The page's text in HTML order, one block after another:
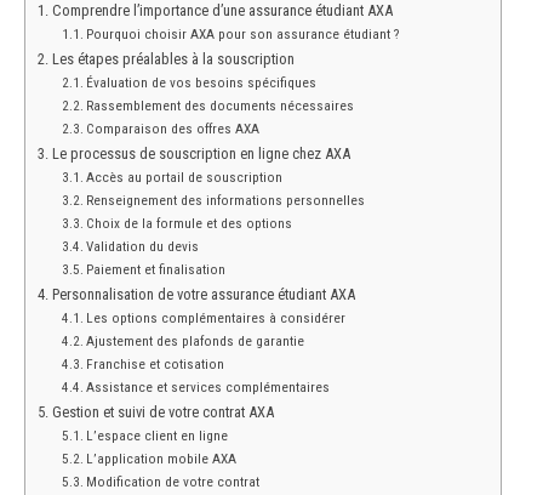
Comprendre l’importance d’une assurance étudiant AXA
Pourquoi choisir AXA pour son assurance étudiant ?
Les étapes préalables à la souscription
Évaluation de vos besoins spécifiques
Rassemblement des documents nécessaires
Comparaison des offres AXA
Le processus de souscription en ligne chez AXA
Accès au portail de souscription
Renseignement des informations personnelles
Choix de la formule et des options
Validation du devis
Paiement et finalisation
Personnalisation de votre assurance étudiant AXA
Les options complémentaires à considérer
Ajustement des plafonds de garantie
Franchise et cotisation
Assistance et services complémentaires
Gestion et suivi de votre contrat AXA
L’espace client en ligne
L’application mobile AXA
Modification de votre contrat